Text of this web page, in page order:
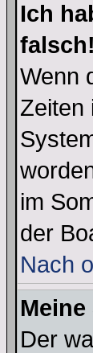
Ich
falsch!
Wenn
Zeiten
im
der
Nach
Der